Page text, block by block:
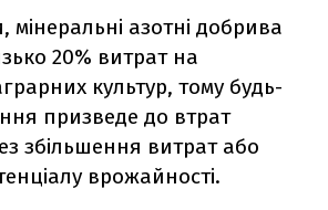
азотні добрива
20% витрат на
культур, тому будь-
призведе до втрат
збільшення витрат або
врожайності.